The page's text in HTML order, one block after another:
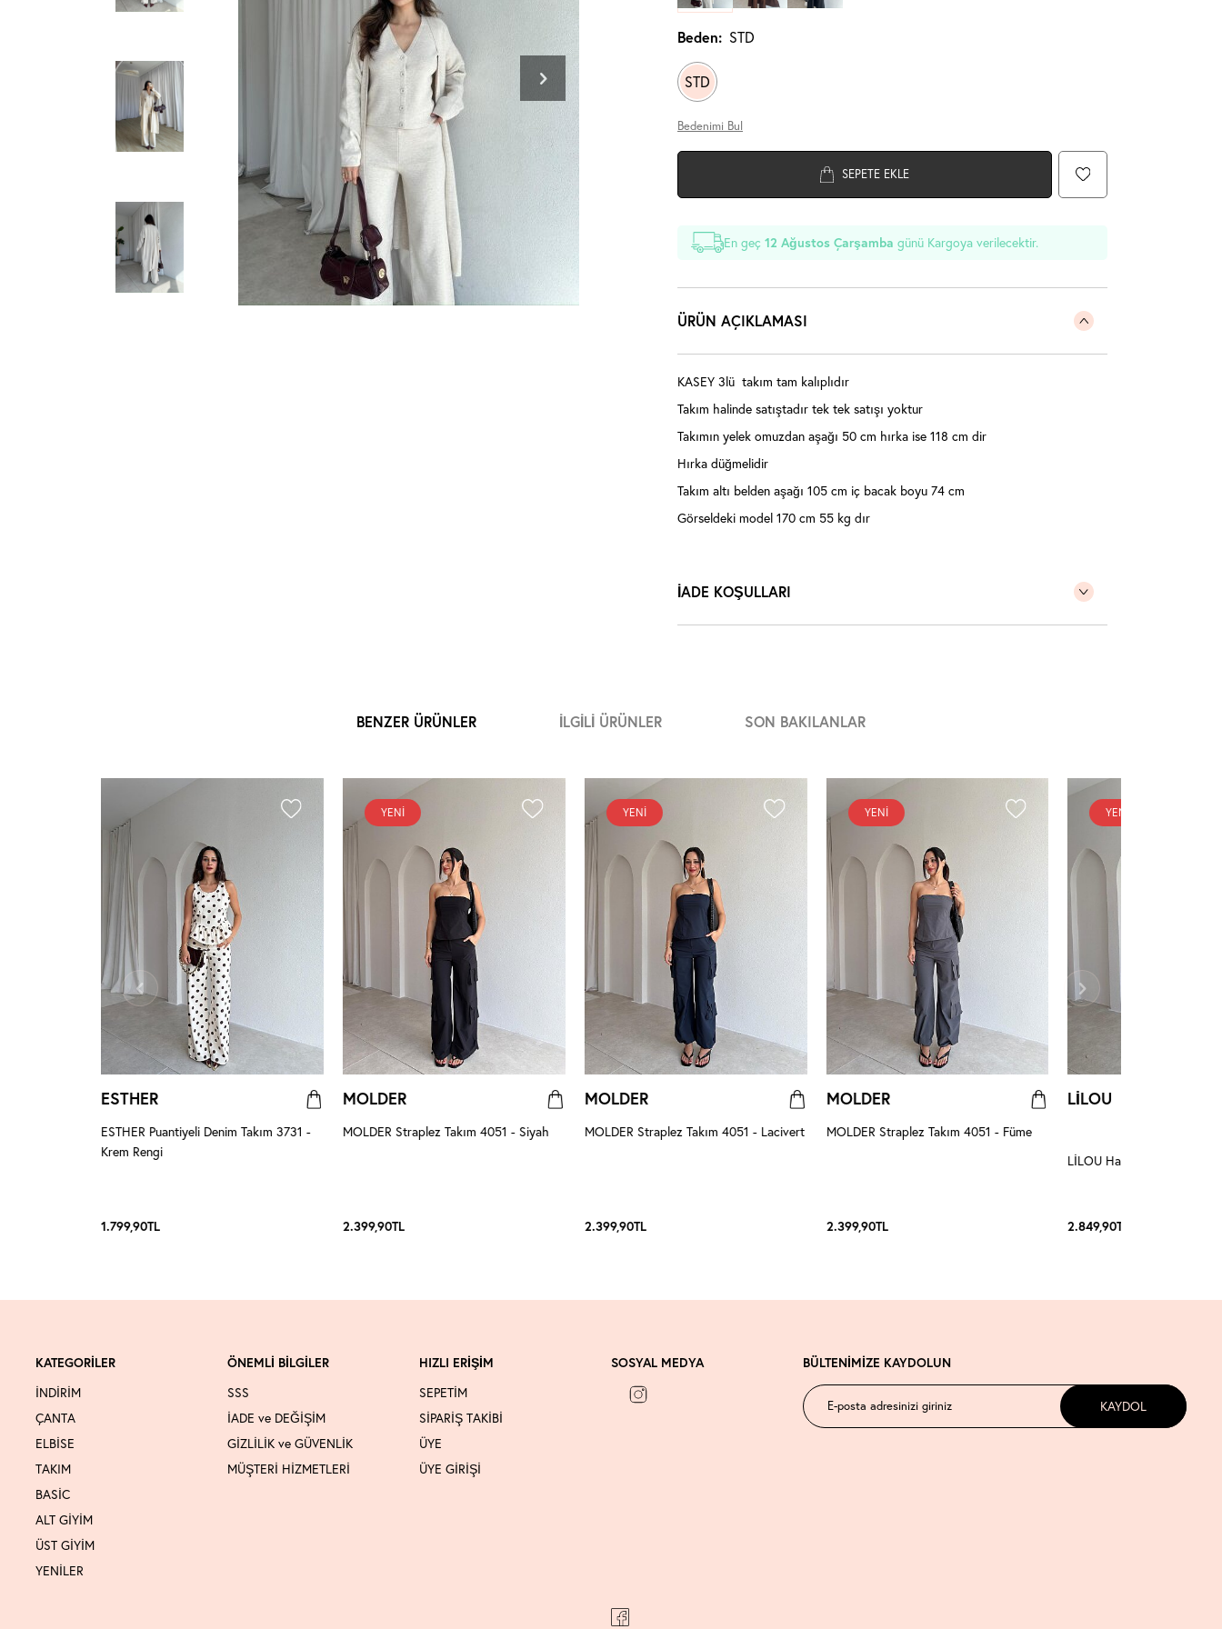
Beden: STD
STD
Bedenimi Bul
SEPETE EKLE
En geç12 Ağustos Çarşamba günü Kargoya verilecektir.
ÜRÜN AÇIKLAMASI
KASEY 3lü takım tam kalıplıdır
Takım halinde satıştadır tek tek satışı yoktur
Takımın yelek omuzdan aşağı 50 cm hırka ise 118 cm dir
Hırka düğmelidir
Takım altı belden aşağı 105 cm iç bacak boyu 74 cm
Görseldeki model 170 cm 55 kg dır
İADE KOŞULLARI
BENZER ÜRÜNLER İLGILI ÜRÜNLER SON BAKILANLAR
ESTHER
ESTHER Puantiyeli Denim Takım 3731 -
Krem Rengi
1.799,90TL
YENI
MOLDER
MOLDER Straplez Takım 4051 - Siyah
2.399,90TL
YENI
MOLDER
MOLDER Straplez Takım 4051 - Lacivert
2.399,90TL
YENI
MOLDER
MOLDER Straplez Takım 4051 - Füme
2.399,90TL
YENI
LİLOU
LİLOU Halter Yaka Takım
2.849,90TL
KATEGORİLER
İNDİRİM
ÇANTA
ELBİSE
TAKIM
BASİC
ALT GİYİM
ÜST GİYİM
YENİLER
ÖNEMLİ BİLGİLER
SSS
İADE ve DEĞİŞİM
GİZLİLİK ve GÜVENLİK
MÜŞTERİ HİZMETLERİ
HIZLI ERİŞİM
SEPETİM
SİPARİŞ TAKİBİ
ÜYE
ÜYE GİRİŞİ
SOSYAL MEDYA BÜLTENİMİZE KAYDOLUN
KAYDOL